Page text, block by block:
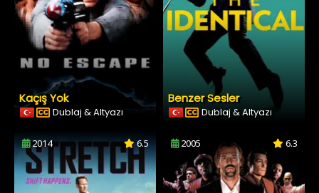
Kaçış Yok
Dublaj & Altyazı
Benzer Sesler
Dublaj & Altyazı
2014 6.5 2005 6.3